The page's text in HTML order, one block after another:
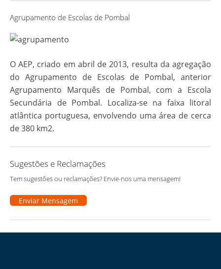
Agrupamento de Escolas de Pombal
O AEP, criado em abril de 2013, resulta da agregação
do Agrupamento de Escolas de Pombal, anterior
Agrupamento Marquês de Pombal, com a Escola
Secundária de Pombal. Localiza-se na faixa litoral
atlântica portuguesa, envolvendo uma área de cerca
de 380 km2.
Sugestões e Reclamações
Tem sugestões ou reclamações? Envie-nos uma mensagem!
Enviar Mensagem